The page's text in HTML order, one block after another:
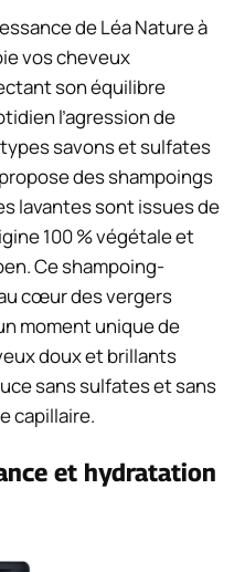
de Léa Nature à
vos cheveux
son équilibre
l’agression de
savons et sulfates
des shampoings
lavantes sont issues de
100 % végétale et
Ce shampoing-
cœur des vergers
moment unique de
doux et brillants
sans sulfates et sans
capillaire.
et hydratation